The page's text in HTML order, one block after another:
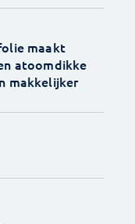
maakt
atoomdikke
makkelijker